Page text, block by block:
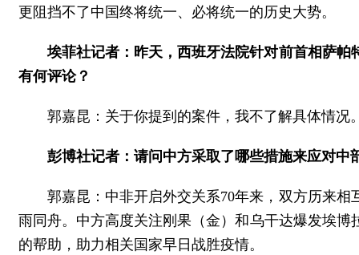
更阻挡不了中国终将统一、必将统一的历史大势。
埃菲社记者：昨天，西班牙法院针对前首相萨
有何评论？
郭嘉昆：关于你提到的案件，我不了解具体情
彭博社记者：请问中方采取了哪些措施来应对
郭嘉昆：中非开启外交关系70年来，双方历来
雨同舟。中方高度关注刚果（金）和乌干达爆发埃
的帮助，助力相关国家早日战胜疫情。